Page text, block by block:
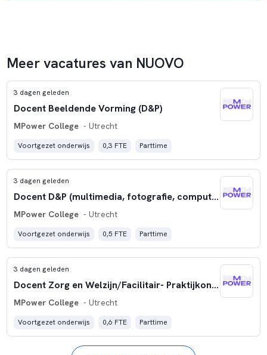
Meer vacatures van NUOVO
3 dagen geleden
Docent Beeldende Vorming (D&P)
MPower College - Utrecht
Voortgezet onderwijs 0,3 FTE Parttime
3 dagen geleden
Docent D&P (multimedia, fotografie, computervaardigheden)
MPower College - Utrecht
Voortgezet onderwijs 0,5 FTE Parttime
3 dagen geleden
Docent Zorg en Welzijn/Facilitair- Praktijkonderwijs
MPower College - Utrecht
Voortgezet onderwijs 0,6 FTE Parttime